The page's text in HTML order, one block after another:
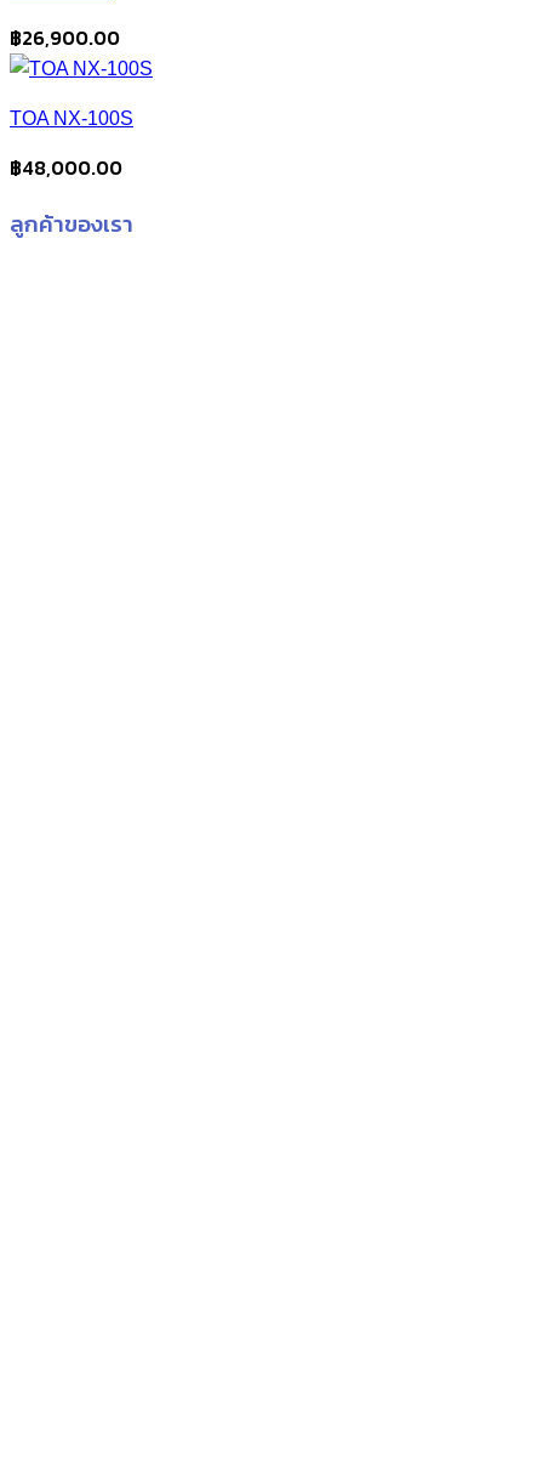
฿26,900.00
TOA NX-100S
฿48,000.00
ลูกค้าของเรา